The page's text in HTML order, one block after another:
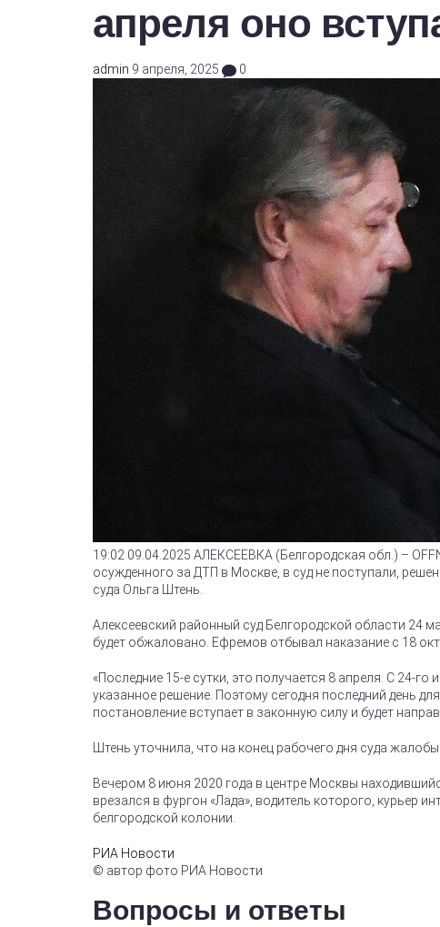
апреля оно
admin 9 апреля, 2025 0
19:02 09.04.2025 АЛЕКСЕЕВКА (Белгородская обл.) –
осужденного за ДТП в Москве, в суд не поступали,
суда Ольга Штень.
Алексеевский районный суд Белгородской области 24
будет обжаловано. Ефремов отбывал наказание с 18
«Последние 15-е сутки, это получается 8 апреля. С 24-
указанное решение. Поэтому сегодня последний день
постановление вступает в законную силу и будет
Штень уточнила, что на конец рабочего дня суда
Вечером 8 июня 2020 года в центре Москвы
врезался в фургон «Лада», водитель которого, курьер
белгородской колонии.
РИА Новости
© автор фото РИА Новости
Вопросы и ответы